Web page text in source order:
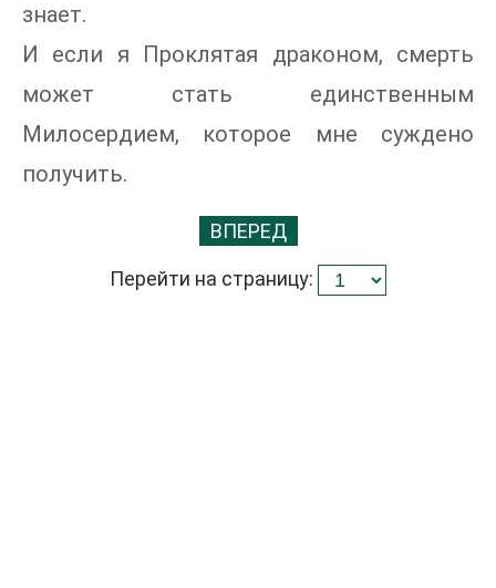
знает.
И если я Проклятая драконом, смерть
может стать единственным
Милосердием, которое мне суждено
получить.
ВПЕРЕД
Перейти на страницу: